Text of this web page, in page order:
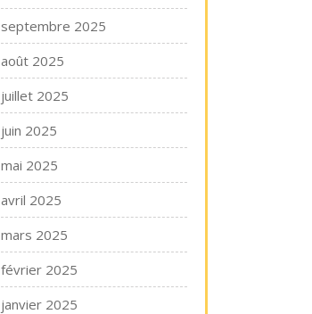
septembre 2025
août 2025
juillet 2025
juin 2025
mai 2025
avril 2025
mars 2025
février 2025
janvier 2025